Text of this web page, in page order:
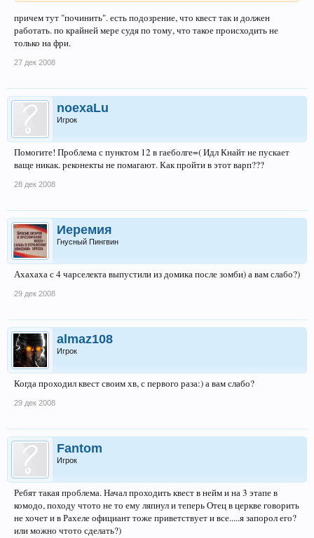
причем тут "починить". есть подозрение, что квест так и должен
работать. по крайней мере судя по тому, что такое происходить не
только на фри.
27 дек 2008
noexaLu
Игрок
Помогите! Проблема с пунктом 12 в гаеболге=( Идл Кнайт не пускает
ваще никак. реконекты не помагают. Как пройти в этот варп???
28 дек 2008
Иеремия
Гнусный Пингвин
Ахахаха с 4 чарселекта выпустили из домика после зомби) а вам слабо?)
29 дек 2008
almaz108
Игрок
Когда проходил квест своим хв, с первого раза:) а вам слабо?
29 дек 2008
Fantom
Игрок
Ребят такая проблема. Начал проходить квест в нейм и на 3 этапе в
комодо, походу чтото не то ему ляпнул и теперь Отец в церкве говорить
не хочет и в Рахеле официант тоже приветствует и все.....я запорол его?
или можно чтото сделать?)